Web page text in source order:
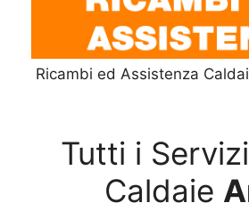
Ricambi ed Assistenza
Tutti i
Caldaie